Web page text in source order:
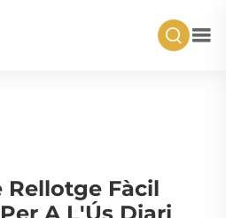
Rellotge Fàcil